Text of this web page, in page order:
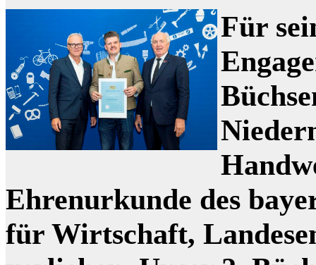
Für
Ehrenurkunde des
für Wirtschaft,